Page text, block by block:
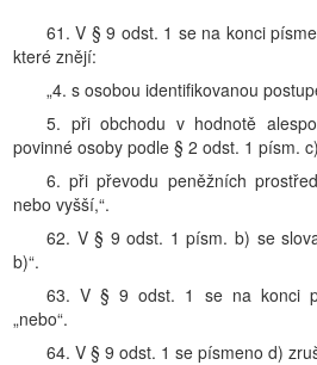
61. V § 9 odst. 1 se na konci
které znějí:
„4. s osobou identifikovanou
5. při obchodu v hodnotě
povinné osoby podle § 2 odst. 1 písm.
6. při převodu peněžních
nebo vyšší,“.
62. V § 9 odst. 1 písm. b) se
b)“.
63. V § 9 odst. 1 se na konci
„nebo“.
64. V § 9 odst. 1 se písmeno d)